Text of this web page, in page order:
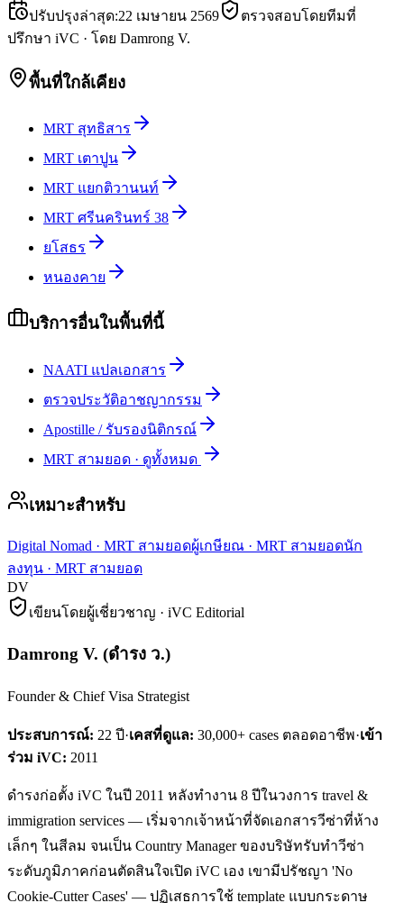
ปรับปรุงล่าสุด:22 เมษายน 2569
ตรวจสอบโดยทีมที่
ปรึกษา iVC · โดย Damrong V.
พื้นที่ใกล้เคียง
MRT สุทธิสาร
MRT เตาปูน
MRT แยกติวานนท์
MRT ศรีนครินทร์ 38
ยโสธร
หนองคาย
บริการอื่นในพื้นที่นี้
NAATI แปลเอกสาร
ตรวจประวัติอาชญากรรม
Apostille / รับรองนิติกรณ์
MRT สามยอด · ดูทั้งหมด
เหมาะสำหรับ
Digital Nomad · MRT สามยอดผู้เกษียณ · MRT สามยอดนัก
ลงทุน · MRT สามยอด
DV
เขียนโดยผู้เชี่ยวชาญ · iVC Editorial
Damrong V. (ดำรง ว.)
Founder & Chief Visa Strategist
ประสบการณ์: 22 ปี·เคสที่ดูแล: 30,000+ cases ตลอดอาชีพ·เข้า
ร่วม iVC: 2011
ดำรงก่อตั้ง iVC ในปี 2011 หลังทำงาน 8 ปีในวงการ travel &
immigration services — เริ่มจากเจ้าหน้าที่จัดเอกสารวีซ่าที่ห้าง
เล็กๆ ในสีลม จนเป็น Country Manager ของบริษัทรับทำวีซ่า
ระดับภูมิภาคก่อนตัดสินใจเปิด iVC เอง เขามีปรัชญา 'No
Cookie-Cutter Cases' — ปฏิเสธการใช้ template แบบกระดาษ